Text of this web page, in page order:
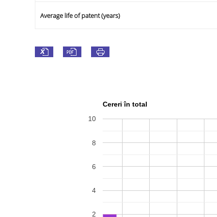
Average life of patent (years)
Cereri în total
2
4
6
8
10